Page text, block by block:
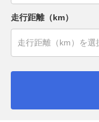
走行距離（km）